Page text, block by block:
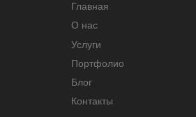
Главная
О нас
Услуги
Портфолио
Блог
Контакты